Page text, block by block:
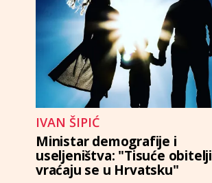
IVAN ŠIPIĆ
Ministar demografije i
useljeništva: "Tisuće obitelji
vraćaju se u Hrvatsku"